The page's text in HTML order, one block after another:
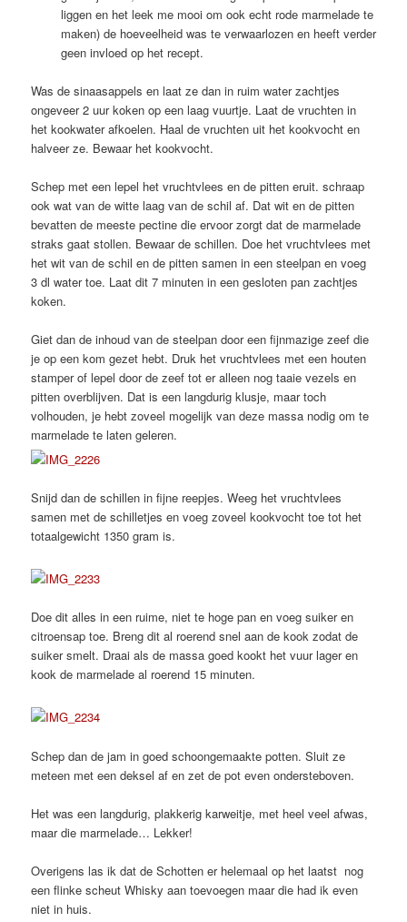
liggen en het leek me mooi om ook echt rode marmelade te
maken) de hoeveelheid was te verwaarlozen en heeft verder
geen invloed op het recept.
Was de sinaasappels en laat ze dan in ruim water zachtjes
ongeveer 2 uur koken op een laag vuurtje. Laat de vruchten in
het kookwater afkoelen. Haal de vruchten uit het kookvocht en
halveer ze. Bewaar het kookvocht.
Schep met een lepel het vruchtvlees en de pitten eruit. schraap
ook wat van de witte laag van de schil af. Dat wit en de pitten
bevatten de meeste pectine die ervoor zorgt dat de marmelade
straks gaat stollen. Bewaar de schillen. Doe het vruchtvlees met
het wit van de schil en de pitten samen in een steelpan en voeg
3 dl water toe. Laat dit 7 minuten in een gesloten pan zachtjes
koken.
Giet dan de inhoud van de steelpan door een fijnmazige zeef die
je op een kom gezet hebt. Druk het vruchtvlees met een houten
stamper of lepel door de zeef tot er alleen nog taaie vezels en
pitten overblijven. Dat is een langdurig klusje, maar toch
volhouden, je hebt zoveel mogelijk van deze massa nodig om te
marmelade te laten geleren.
Snijd dan de schillen in fijne reepjes. Weeg het vruchtvlees
samen met de schilletjes en voeg zoveel kookvocht toe tot het
totaalgewicht 1350 gram is.
Doe dit alles in een ruime, niet te hoge pan en voeg suiker en
citroensap toe. Breng dit al roerend snel aan de kook zodat de
suiker smelt. Draai als de massa goed kookt het vuur lager en
kook de marmelade al roerend 15 minuten.
Schep dan de jam in goed schoongemaakte potten. Sluit ze
meteen met een deksel af en zet de pot even ondersteboven.
Het was een langdurig, plakkerig karweitje, met heel veel afwas,
maar die marmelade… Lekker!
Overigens las ik dat de Schotten er helemaal op het laatst nog
een flinke scheut Whisky aan toevoegen maar die had ik even
niet in huis.